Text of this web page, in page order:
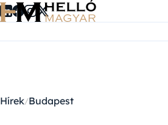
Ugrás a tartalomra
Hírek Budapest